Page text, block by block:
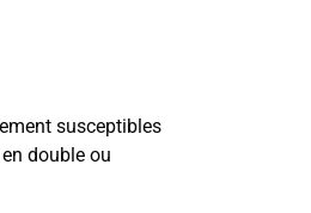
susceptibles
double ou